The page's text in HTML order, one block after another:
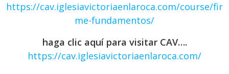
https://cav.iglesiavictoriaenlaroca.com/course/fir
me-fundamentos/
haga clic aquí para visitar CAV….
https://cav.iglesiavictoriaenlaroca.com/